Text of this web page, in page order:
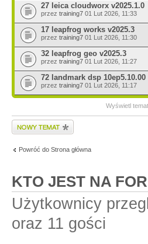
27 leica cloudworx v2025.1.0
przez training7 01 Lut 2026, 11:33
17 leapfrog works v2025.3
przez training7 01 Lut 2026, 11:30
32 leapfrog geo v2025.3
przez training7 01 Lut 2026, 11:27
72 landmark dsp 10ep5.10.00
przez training7 01 Lut 2026, 11:17
Wyświetl
Wyślij nowy temat
Powróć do Strona główna
KTO JEST NA
Użytkownicy
oraz 11 gości